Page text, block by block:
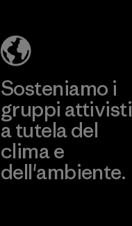
Sosteniamo i
gruppi attivisti
a tutela del
clima e
dell'ambiente.